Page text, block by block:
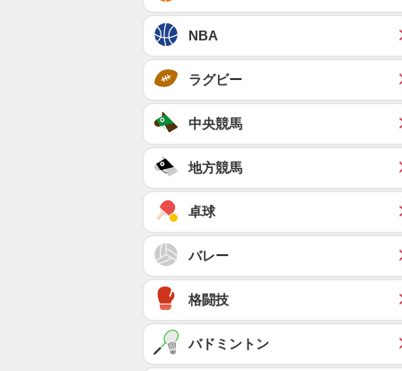
NBA
ラグビー
中央競馬
地方競馬
卓球
バレー
格闘技
バドミントン